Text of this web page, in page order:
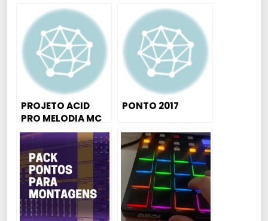
MICHEL
(Dj Vitinho
Nunes) [Não
Oficial]
PROJETO ACID
PRO MELODIA MC
Menor da VG – Te
Conheço de
Antes DJ DAVID
MM
PONTO 2017